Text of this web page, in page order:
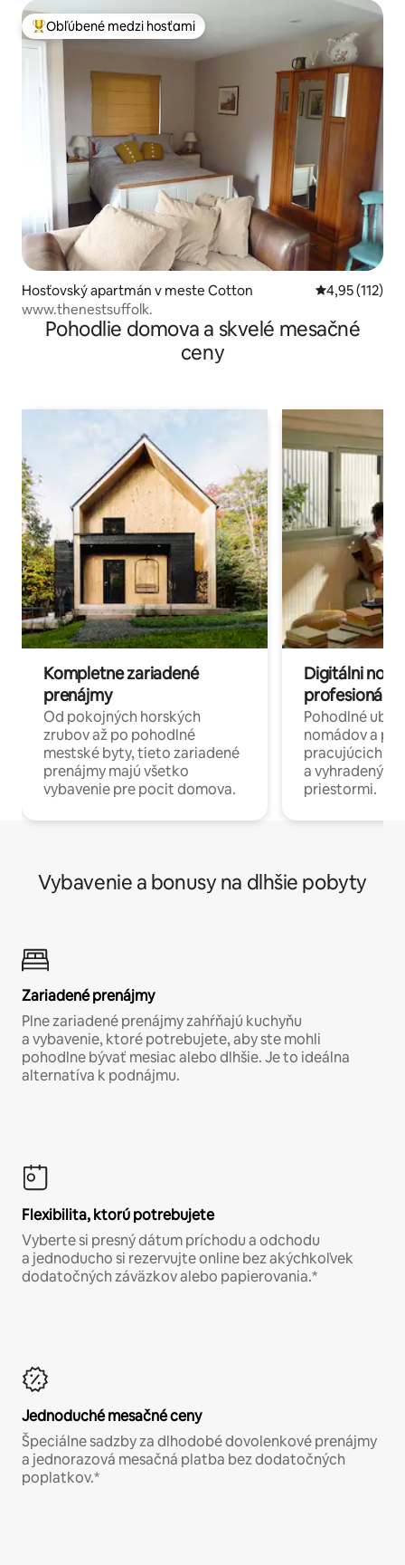
Najobľúbenejšie medzi hosťami
Obľúbené medzi hosťami
Hosťovský apartmán v meste Cotton Priemerné
4,95 (112)
www.thenestsuffolk.
Pohodlie domova a skvelé mesačné
ceny
Kompletne zariadené
prenájmy
Od pokojných horských
zrubov až po pohodlné
mestské byty, tieto zariadené
prenájmy majú všetko
vybavenie pre pocit domova.
Digitálni
profesionáli
Pohodlné
nomádov a
pracujúcich
a
priestormi.
Vybavenie a bonusy na dlhšie pobyty
Zariadené prenájmy
Plne zariadené prenájmy zahŕňajú kuchyňu
a vybavenie, ktoré potrebujete, aby ste mohli
pohodlne bývať mesiac alebo dlhšie. Je to ideálna
alternatíva k podnájmu.
Flexibilita, ktorú potrebujete
Vyberte si presný dátum príchodu a odchodu
a jednoducho si rezervujte online bez akýchkoľvek
dodatočných záväzkov alebo papierovania.*
Jednoduché mesačné ceny
Špeciálne sadzby za dlhodobé dovolenkové prenájmy
a jednorazová mesačná platba bez dodatočných
poplatkov.*